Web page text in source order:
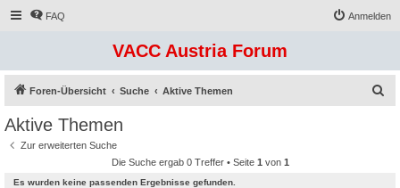
FAQ Anmelden
VACC Austria Forum
Foren-Übersicht Suche Aktive Themen
Aktive Themen
Zur erweiterten Suche
Die Suche ergab 0 Treffer • Seite 1 von 1
Es wurden keine passenden Ergebnisse gefunden.